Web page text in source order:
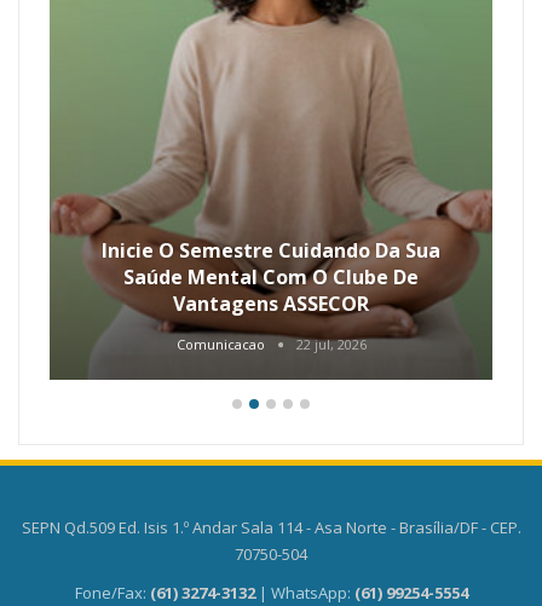
Inicie O Semestre Cuidando Da Sua
Saúde Mental Com O Clube De
Vantagens ASSECOR
Comunicacao 22 jul, 2026
SEPN Qd.509 Ed. Isis 1.º Andar Sala 114 - Asa Norte - Brasília/DF - CEP.
70750-504
Fone/Fax: (61) 3274-3132 | WhatsApp: (61) 99254-5554